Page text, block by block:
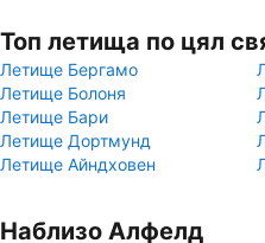
Топ летища по цял
Летище Бергамо
Летище Болоня
Летище Бари
Летище Дортмунд
Летище Айндховен
Наблизо Алфелд